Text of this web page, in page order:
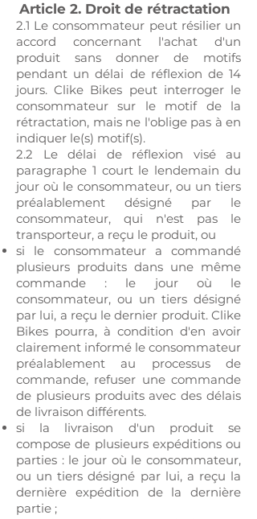
Article 2. Droit de rétractation
2.1 Le consommateur peut résilier un
accord concernant l'achat d'un
produit sans donner de motifs
pendant un délai de réflexion de 14
jours. Clike Bikes peut interroger le
consommateur sur le motif de la
rétractation, mais ne l'oblige pas à en
indiquer le(s) motif(s).
2.2 Le délai de réflexion visé au
paragraphe 1 court le lendemain du
jour où le consommateur, ou un tiers
préalablement désigné par le
consommateur, qui n'est pas le
transporteur, a reçu le produit, ou
si le consommateur a commandé
plusieurs produits dans une même
commande : le jour où le
consommateur, ou un tiers désigné
par lui, a reçu le dernier produit. Clike
Bikes pourra, à condition d'en avoir
clairement informé le consommateur
préalablement au processus de
commande, refuser une commande
de plusieurs produits avec des délais
de livraison différents.
si la livraison d'un produit se
compose de plusieurs expéditions ou
parties : le jour où le consommateur,
ou un tiers désigné par lui, a reçu la
dernière expédition de la dernière
partie ;